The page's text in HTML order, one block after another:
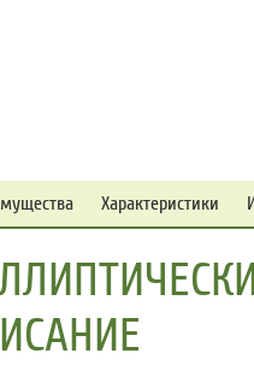
Характеристики